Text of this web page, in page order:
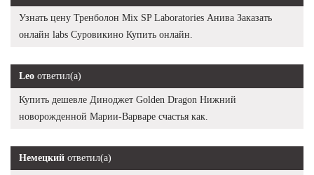
Узнать цену Тренболон Mix SP Laboratories Анива Заказать
онлайн labs Суровикино Купить онлайн.
Leo ответил(а)
Купить дешевле Диноджет Golden Dragon Нижний
новорожденной Марии-Варваре счастья как.
Немецкий ответил(а)